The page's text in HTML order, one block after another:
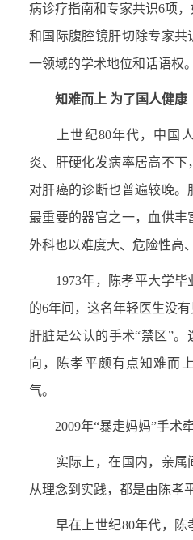
病诊疗指南和专家共识6项
和国际腹腔镜肝切除专家共
一领域的学术地位和话语权。
知难而上 为了国人健康
上世纪80年代，中国人
炎、肝硬化发病率居高不下
对肝癌的诊断也普遍较晚
最重要的器官之一，血供
外科也以难度大、危险性高
1973年，陈孝平大学毕
的6年间，这名年轻医生没
肝脏是公认的手术“禁区”
向，陈孝平颇有点知难而
气。
2009年“暴走妈妈”手术牵
实际上，在国内，亲属
从理念到实践，都是由陈孝
早在上世纪80年代，陈